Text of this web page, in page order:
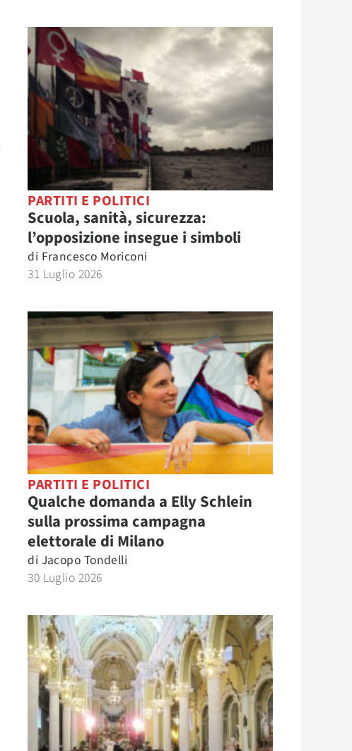
PARTITI E POLITICI
Scuola, sanità, sicurezza:
l’opposizione insegue i simboli
di Francesco Moriconi
31 Luglio 2026
PARTITI E POLITICI
Qualche domanda a Elly Schlein
sulla prossima campagna
elettorale di Milano
di Jacopo Tondelli
30 Luglio 2026